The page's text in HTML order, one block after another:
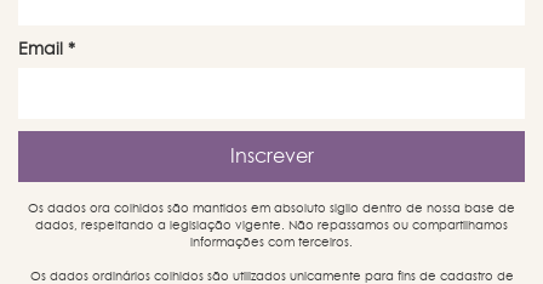
Email *
Os dados ora colhidos são mantidos em absoluto sigilo dentro de nossa base de
dados, respeitando a legislação vigente. Não repassamos ou compartilhamos
informações com terceiros.
Os dados ordinários colhidos são utilizados unicamente para fins de cadastro de